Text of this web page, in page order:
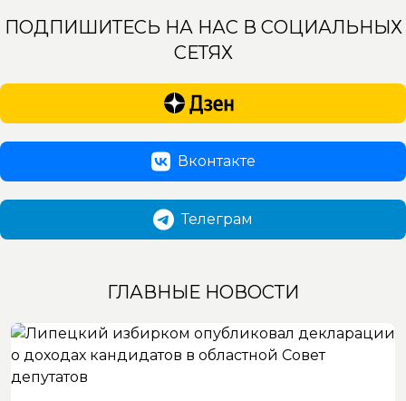
ПОДПИШИТЕСЬ НА НАС В СОЦИАЛЬНЫХ
СЕТЯХ
Вконтакте
Телеграм
ГЛАВНЫЕ НОВОСТИ